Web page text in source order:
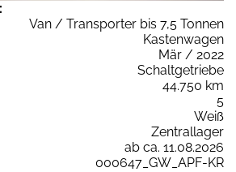
Van / Transporter bis 7,5 Tonnen
Kastenwagen
Mär / 2022
Schaltgetriebe
44.750 km
5
Weiß
Zentrallager
ab ca. 11.08.2026
000647_GW_APF-KR